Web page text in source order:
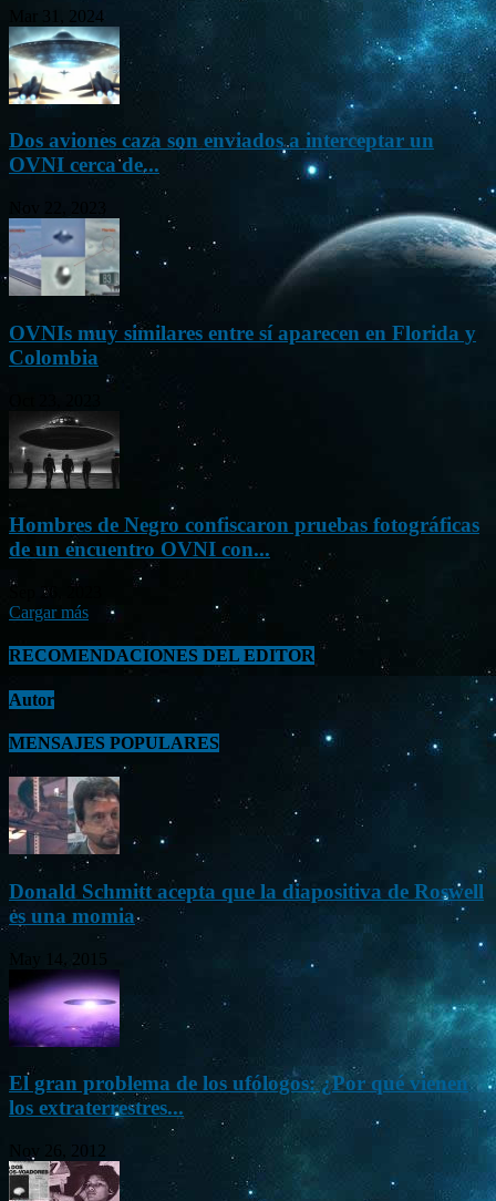
Mar 31, 2024
Dos aviones caza son enviados a interceptar un
OVNI cerca de...
OVNIs muy similares entre sí aparecen en Florida y
Colombia
Hombres de Negro confiscaron pruebas fotográficas
de un encuentro OVNI con...
Sep 26, 2023
Cargar más
RECOMENDACIONES DEL EDITOR
Autor
MENSAJES POPULARES
Donald Schmitt acepta que la diapositiva de Roswell
es una momia
May 14, 2015
El gran problema de los ufólogos: ¿Por qué vienen
los extraterrestres...
Nov 26, 2012